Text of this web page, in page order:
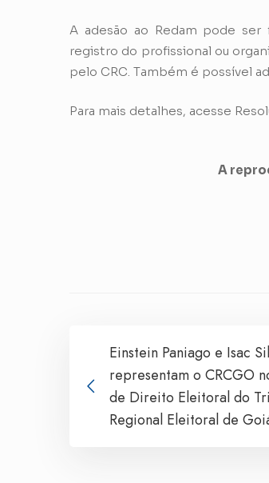
A adesão ao Redam pode
registro do profissional ou
pelo CRC. Também é possível
Para mais detalhes, acesse
A
Einstein Paniago e Isac
representam o CRCGO
de Direito Eleitoral do
Regional Eleitoral de